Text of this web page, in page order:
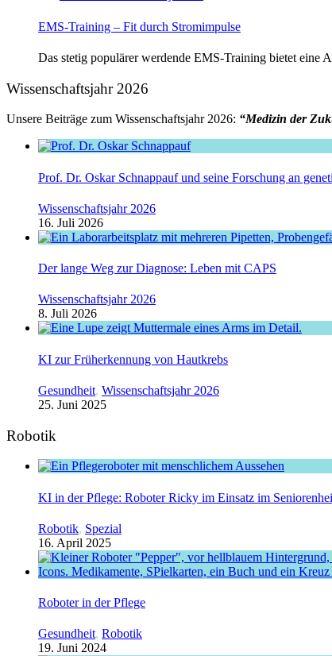
EMS-Training – Fit durch Stromimpulse
Das stetig populärer werdende EMS-Training bietet eine
Wissenschaftsjahr 2026
Unsere Beiträge zum Wissenschaftsjahr 2026: “Medizin der
Prof. Dr. Oskar Schnappauf und seine Forschung an
Wissenschaftsjahr 2026
16. Juli 2026
Der lange Weg zur Diagnose: Leben mit CAPS
Wissenschaftsjahr 2026
8. Juli 2026
KI zur Früherkennung von Hautkrebs
Gesundheit, Wissenschaftsjahr 2026
25. Juni 2025
Robotik
KI in der Pflege: Roboter Ricky im Einsatz im
Robotik, Spezial
16. April 2025
Roboter in der Pflege
Gesundheit, Robotik
19. Juni 2024